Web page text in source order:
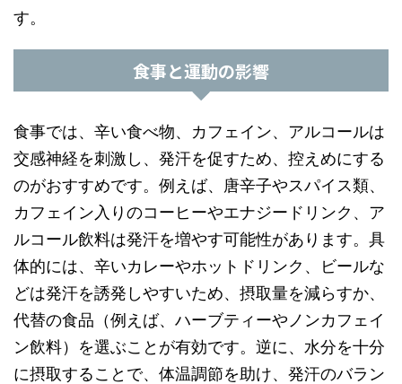
す。
食事と運動の影響
食事では、辛い食べ物、カフェイン、アルコールは
交感神経を刺激し、発汗を促すため、控えめにする
のがおすすめです。例えば、唐辛子やスパイス類、
カフェイン入りのコーヒーやエナジードリンク、ア
ルコール飲料は発汗を増やす可能性があります。具
体的には、辛いカレーやホットドリンク、ビールな
どは発汗を誘発しやすいため、摂取量を減らすか、
代替の食品（例えば、ハーブティーやノンカフェイ
ン飲料）を選ぶことが有効です。逆に、水分を十分
に摂取することで、体温調節を助け、発汗のバラン